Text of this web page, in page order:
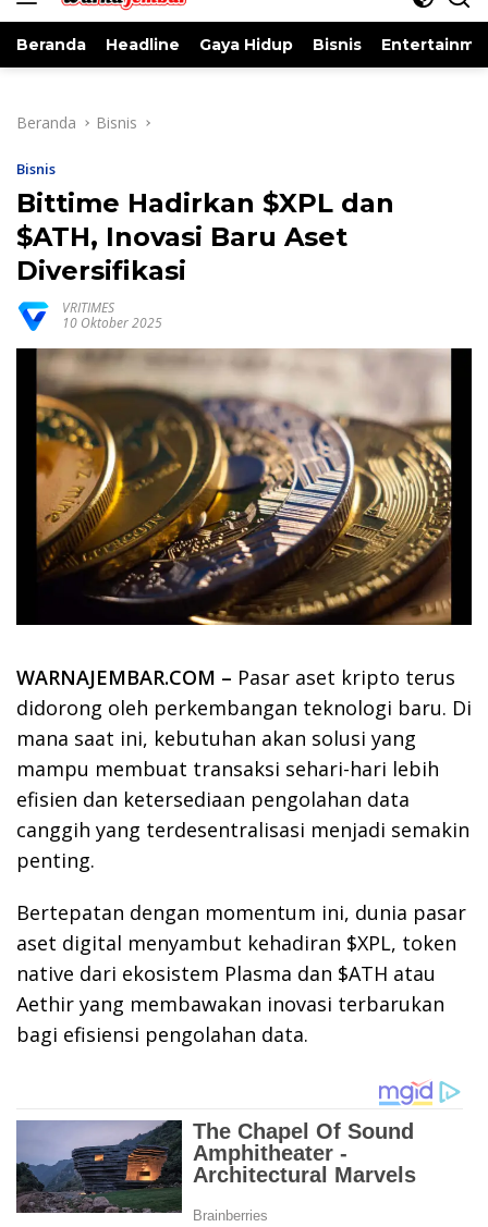
Beranda Headline Gaya Hidup Bisnis
Beranda Bisnis
Bisnis
Bittime Hadirkan $XPL dan
$ATH, Inovasi Baru Aset
Diversifikasi
VRITIMES
10 Oktober 2025
WARNAJEMBAR.COM – Pasar aset kripto terus
didorong oleh perkembangan teknologi baru. Di
mana saat ini, kebutuhan akan solusi yang
mampu membuat transaksi sehari-hari lebih
efisien dan ketersediaan pengolahan data
canggih yang terdesentralisasi menjadi semakin
penting.
Bertepatan dengan momentum ini, dunia pasar
aset digital menyambut kehadiran $XPL, token
native dari ekosistem Plasma dan $ATH atau
Aethir yang membawakan inovasi terbarukan
bagi efisiensi pengolahan data.